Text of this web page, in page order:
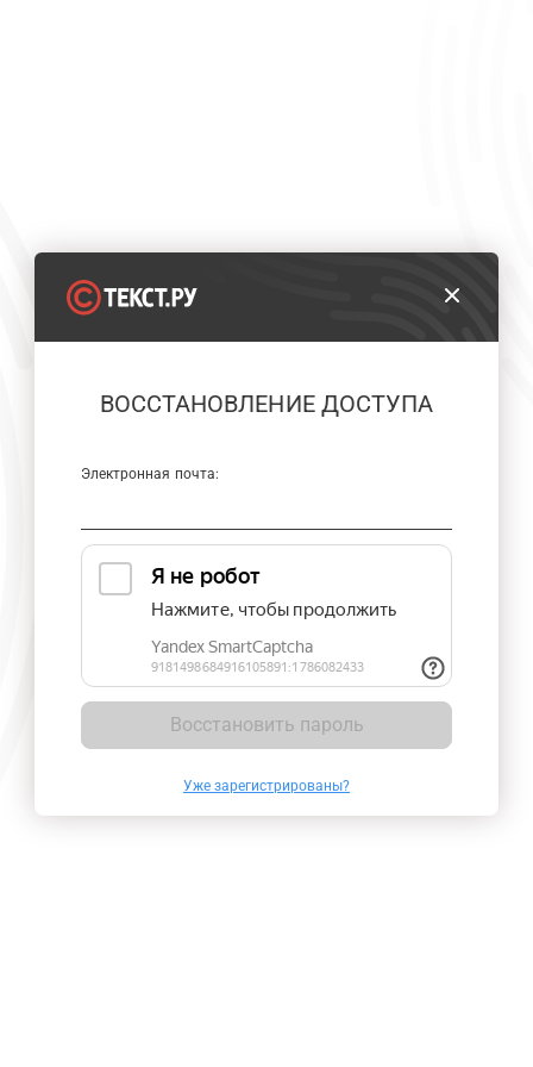
ВОССТАНОВЛЕНИЕ ДОСТУПА
Электронная почта:
Восстановить пароль
Уже зарегистрированы?